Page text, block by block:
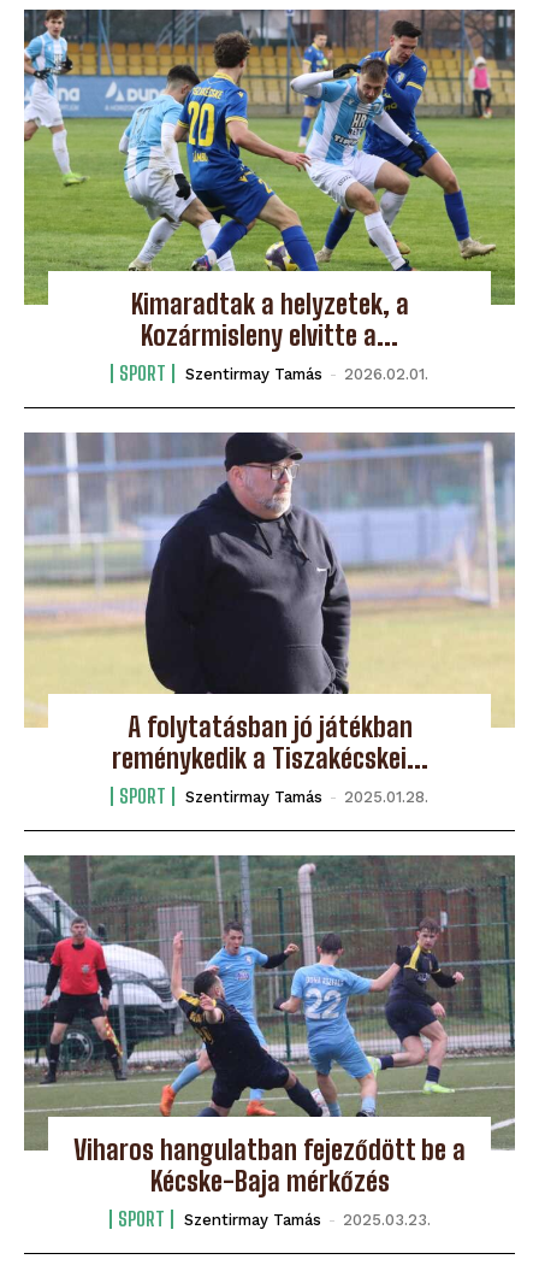
Kimaradtak a helyzetek, a
Kozármisleny elvitte a...
SPORT Szentirmay Tamás - 2026.02.01.
A folytatásban jó játékban
reménykedik a Tiszakécskei...
SPORT Szentirmay Tamás - 2025.01.28.
Viharos hangulatban fejeződött be a
Kécske-Baja mérkőzés
SPORT Szentirmay Tamás - 2025.03.23.